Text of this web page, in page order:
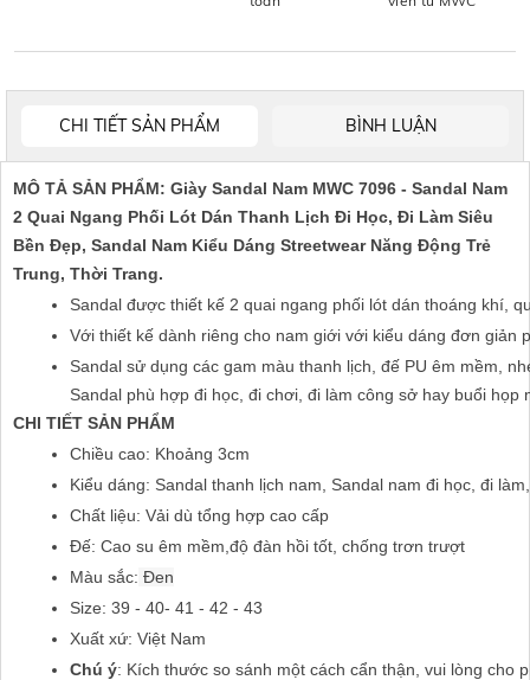
CHI TIẾT SẢN PHẨM BÌNH LUẬN
MÔ TẢ SẢN PHẨM: Giày Sandal Nam MWC 7096 - Sandal Nam
2 Quai Ngang Phối Lót Dán Thanh Lịch Đi Học, Đi Làm Siêu
Bền Đẹp, Sandal Nam Kiểu Dáng Streetwear Năng Động Trẻ
Trung, Thời Trang.
Sandal được thiết kế 2 quai ngang phối lót dán thoáng khí,
Với thiết kế dành riêng cho nam giới với kiểu dáng đơn giản
Sandal sử dụng các gam màu thanh lịch, đế PU êm mềm,
Sandal phù hợp đi học, đi chơi, đi làm công sở hay buổi họp
CHI TIẾT SẢN PHẨM
Chiều cao: Khoảng 3cm
Kiểu dáng: Sandal thanh lịch nam, Sandal nam đi học, đi
Chất liệu: Vải dù tổng hợp cao cấp
Đế: Cao su êm mềm,độ đàn hồi tốt, chống trơn trượt
Màu sắc: Đen
Size: 39 - 40- 41 - 42 - 43
Xuất xứ: Việt Nam
Chú ý: Kích thước so sánh một cách cẩn thận, vui lòng cho